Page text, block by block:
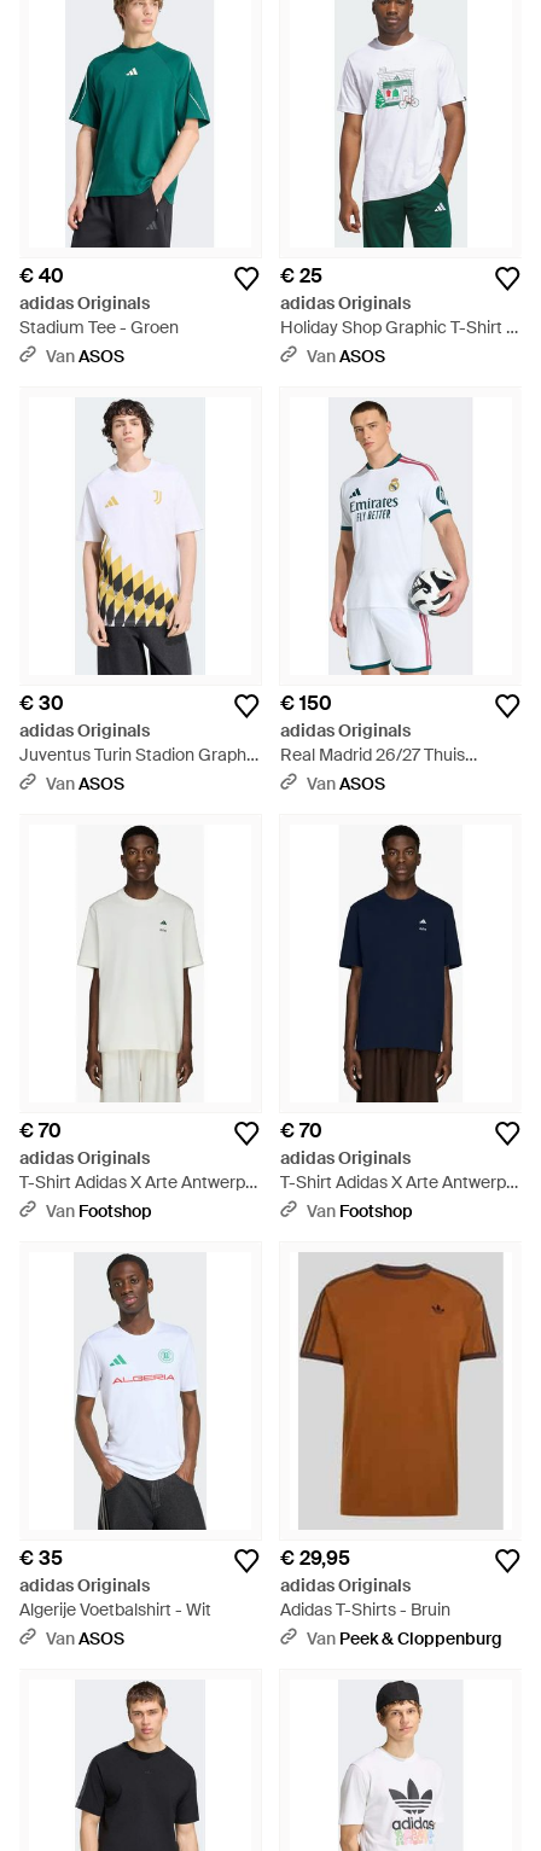
€ 40
adidas Originals
Stadium Tee - Groen
VanASOS
€ 25
adidas Originals
Holiday Shop Graphic T-Shirt -
Wit VanASOS
€ 30
adidas Originals
Juventus Turin Stadion Graphic
Tee - Wit
VanASOS
€ 150
adidas Originals
Real Madrid 26/27 Thuis
Authentic Shirt - Wit
VanASOS
€ 70
adidas Originals
T-Shirt Adidas X Arte Antwerp
Graphic T-Shirt Off/ Amazon -
Van Footshop
€ 70
adidas Originals
T-Shirt Adidas X Arte Antwerp
Graphic T-Shirt Collegiate/ Off -
Van Footshop
€ 35
adidas Originals
Algerije Voetbalshirt - Wit
VanASOS
€ 29,95
adidas Originals
Adidas T-Shirts - Bruin
Van Peek & Cloppenburg